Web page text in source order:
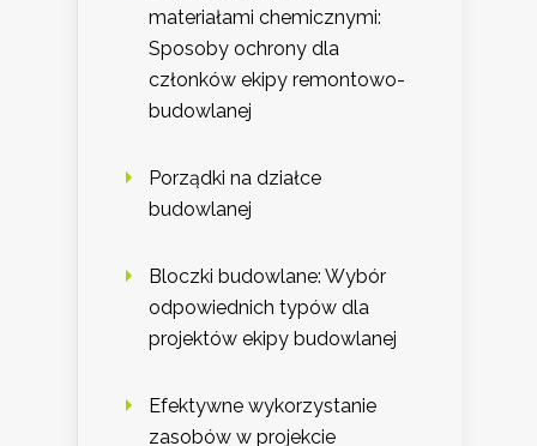
materiałami chemicznymi:
Sposoby ochrony dla
członków ekipy remontowo-
budowlanej
Porządki na działce
budowlanej
Bloczki budowlane: Wybór
odpowiednich typów dla
projektów ekipy budowlanej
Efektywne wykorzystanie
zasobów w projekcie